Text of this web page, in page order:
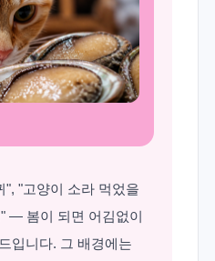
", "고양이 소라 먹었을
— 봄이 되면 어김없이
입니다. 그 배경에는